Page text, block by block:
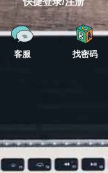
客服 找密码